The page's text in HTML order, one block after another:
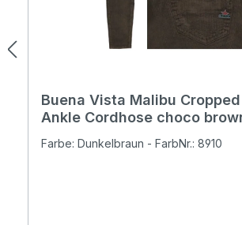
Buena Vista Malibu
Ankle Cordhose choco
Farbe: Dunkelbraun - FarbNr.: 8910